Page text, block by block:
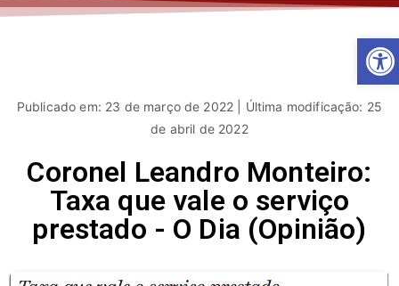
Publicado em: 23 de março de 2022 | Última modificação: 25
de abril de 2022
Coronel Leandro Monteiro:
Taxa que vale o serviço
prestado - O Dia (Opinião)